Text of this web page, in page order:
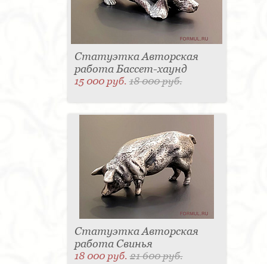
Статуэтка Авторская
работа Бассет-хаунд
15 000 руб.18 000 руб.
Статуэтка Авторская
работа Свинья
18 000 руб.21 600 руб.